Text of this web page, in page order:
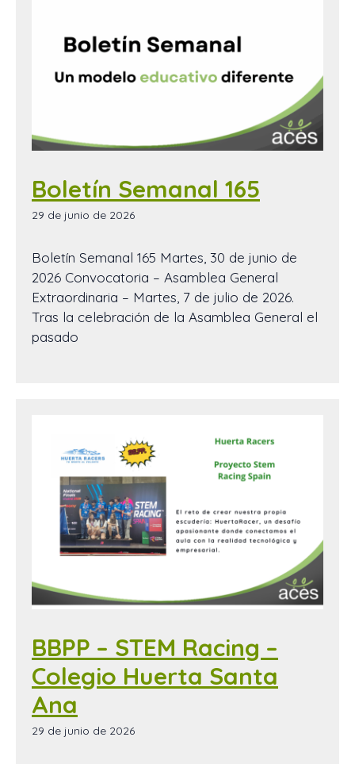
Boletín Semanal 165
29 de junio de 2026
Boletín Semanal 165 Martes, 30 de junio de
2026 Convocatoria – Asamblea General
Extraordinaria – Martes, 7 de julio de 2026.
Tras la celebración de la Asamblea General el
pasado
BBPP – STEM Racing –
Colegio Huerta Santa
Ana
29 de junio de 2026